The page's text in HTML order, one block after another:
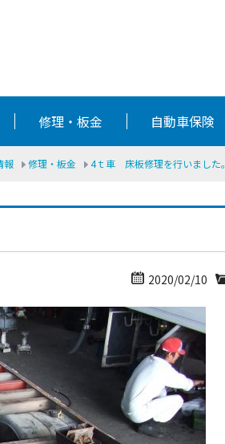
修理・板金 自動車保険
報 修理・板金 4ｔ車 床板修理を行いました。
2020/02/10